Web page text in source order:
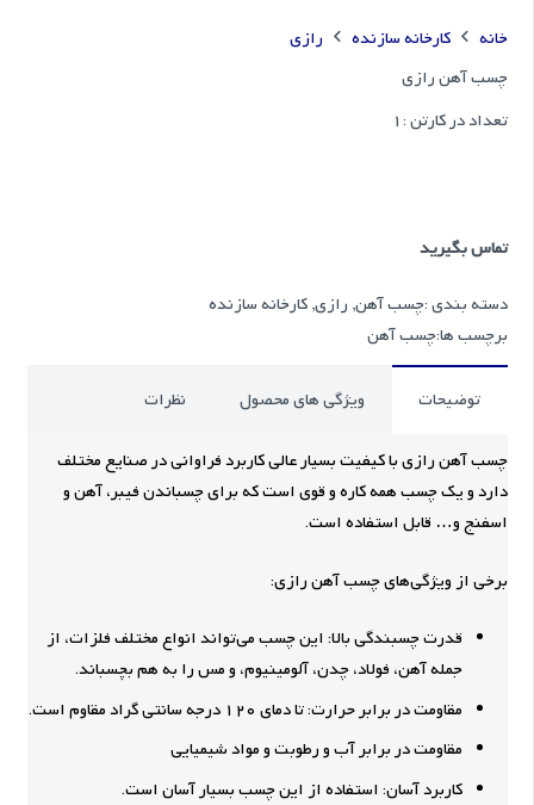
خانه کارخانه سازنده
رازی
چسب آهن رازی
تعداد در کارتن :1
تماس بگیرید
دسته بندی :چسب آهن, رازی,کارخانه سازنده
برچسب ها:چسب آهن
توضیحات ویژگی های محصول نظرات
چسب آهن رازی با کیفیت بسیار عالی کاربرد فراوانی در صنایع مختلف
دارد و یک چسب همه کاره و قوی است که برای چسباندن فیبر، آهن و
اسفنج و… قابل استفاده است.
برخی از ویژگی‌های چسب آهن رازی:
قدرت چسبندگی بالا: این چسب می‌تواند انواع مختلف فلزات، از
جمله آهن، فولاد، چدن، آلومینیوم، و مس را به هم بچسباند.
مقاومت در برابر حرارت: تا دمای 120 درجه سانتی گراد مقاوم است.
مقاومت در برابر آب و رطوبت و مواد شیمیایی
کاربرد آسان: استفاده از این چسب بسیار آسان است.